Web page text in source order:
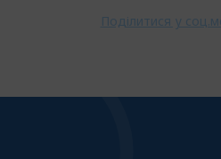
Поділитися у